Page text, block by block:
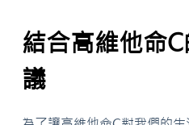
結合高維他命
議